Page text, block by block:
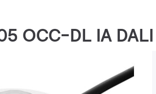
OCC-DL IA DALI